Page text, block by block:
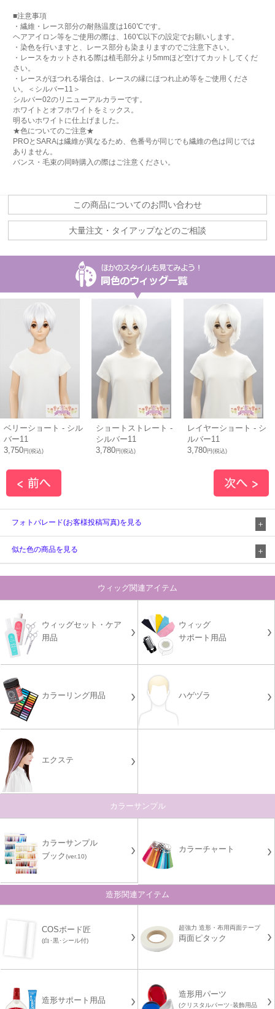
■注意事項
・繊維・レース部分の耐熱温度は160℃です。
ヘアアイロン等をご使用の際は、160℃以下の設定でお願いします。
・染色を行いますと、レース部分も染まりますのでご注意下さい。
・レースをカットされる際は植毛部分より5mmほど空けてカットしてくだ
さい。
・レースがほつれる場合は、レースの縁にほつれ止め等をご使用くださ
い。＜シルバー11＞
シルバー02のリニューアルカラーです。
ホワイトとオフホワイトをミックス。
明るいホワイトに仕上げました。
★色についてのご注意★
PROとSARAは繊維が異なるため、色番号が同じでも繊維の色は同じでは
ありません。
バンス・毛束の同時購入の際はご注意ください。
この商品についてのお問い合わせ
大量注文・タイアップなどのご相談
ベリーショート - シル
バー11
3,750円(税込)
ショートストレート -
シルバー11
3,780円(税込)
レイヤーショート - シ
ルバー11
3,780円(税込)
フォトパレード(お客様投稿写真)を見る
似た色の商品を見る
ウィッグ関連アイテム
ウィッグセット・ケア
用品
ウィッグ
サポート用品
カラーリング用品 ハゲヅラ
エクステ
カラーサンプル
カラーサンプル
ブック(ver.10)
カラーチャート
造形関連アイテム
COSボード匠
(白･黒･シール付)
超強力 造形・布用両面テープ
両面ピタック
造形サポート用品
造形用パーツ
(クリスタルパーツ･装飾用品